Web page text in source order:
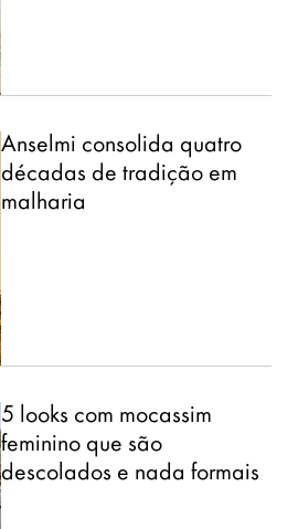
Anselmi consolida quatro
décadas de tradição em
malharia
5 looks com mocassim
feminino que são
descolados e nada formais